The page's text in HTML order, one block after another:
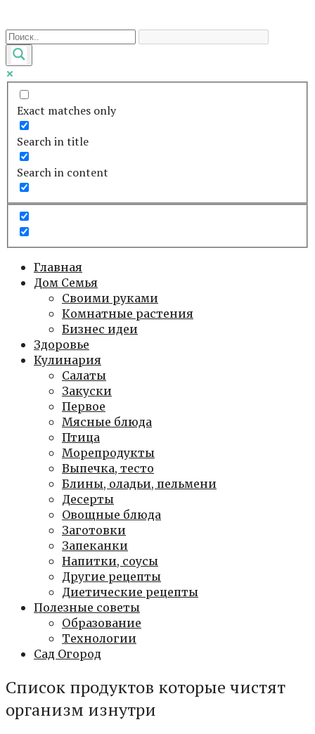
к
контенту
Exact matches only
Search in title
Search in content
Главная
Дом Семья
Своими руками
Комнатные растения
Бизнес идеи
Здоровье
Кулинария
Салаты
Закуски
Первое
Мясные блюда
Птица
Морепродукты
Выпечка, тесто
Блины, оладьи, пельмени
Десерты
Овощные блюда
Заготовки
Запеканки
Напитки, соусы
Другие рецепты
Диетические рецепты
Полезные советы
Образование
Технологии
Сад Огород
Список продуктов которые чистят
организм изнутри